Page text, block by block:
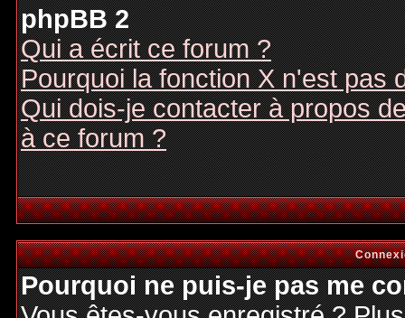
phpBB 2
Qui a écrit ce forum ?
Pourquoi la fonction X n'est pas
Qui dois-je contacter à propos
à ce forum ?
Pourquoi ne puis-je pas me